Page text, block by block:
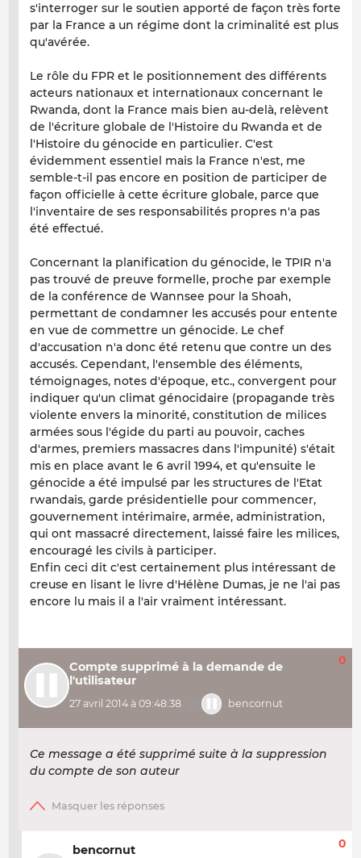
s'interroger sur le soutien apporté de façon très forte
par la France a un régime dont la criminalité est plus
qu'avérée.
Le rôle du FPR et le positionnement des différents
acteurs nationaux et internationaux concernant le
Rwanda, dont la France mais bien au-delà, relèvent
de l'écriture globale de l'Histoire du Rwanda et de
l'Histoire du génocide en particulier. C'est
évidemment essentiel mais la France n'est, me
semble-t-il pas encore en position de participer de
façon officielle à cette écriture globale, parce que
l'inventaire de ses responsabilités propres n'a pas
été effectué.
Concernant la planification du génocide, le TPIR n'a
pas trouvé de preuve formelle, proche par exemple
de la conférence de Wannsee pour la Shoah,
permettant de condamner les accusés pour entente
en vue de commettre un génocide. Le chef
d'accusation n'a donc été retenu que contre un des
accusés. Cependant, l'ensemble des éléments,
témoignages, notes d'époque, etc., convergent pour
indiquer qu'un climat génocidaire (propagande très
violente envers la minorité, constitution de milices
armées sous l'égide du parti au pouvoir, caches
d'armes, premiers massacres dans l'impunité) s'était
mis en place avant le 6 avril 1994, et qu'ensuite le
génocide a été impulsé par les structures de l'Etat
rwandais, garde présidentielle pour commencer,
gouvernement intérimaire, armée, administration,
qui ont massacré directement, laissé faire les milices,
encouragé les civils à participer.
Enfin ceci dit c'est certainement plus intéressant de
creuse en lisant le livre d'Hélène Dumas, je ne l'ai pas
encore lu mais il a l'air vraiment intéressant.
Compte supprimé à la demande de
l'utilisateur
27 avril 2014 à 09:48:38 bencornut
0
Ce message a été supprimé suite à la suppression
du compte de son auteur
bencornut 0